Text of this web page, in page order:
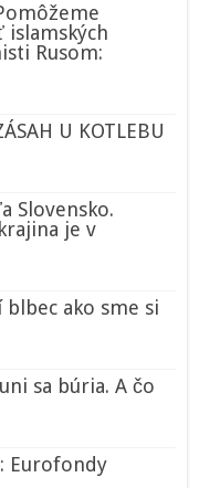
islamských
Rusom:
U KOTLEBU
Slovensko.
je v
blbec ako sme si
sa búria. A čo
Eurofondy